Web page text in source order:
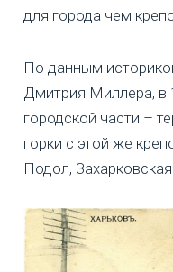
для города чем
По данным
Дмитрия Миллера, в
городской части –
горки с этой же
Подол,